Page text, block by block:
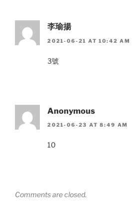
李瑜揚
2021-06-21 AT 10:42 AM
3號
Anonymous
2021-06-23 AT 8:49 AM
10
Comments are closed.